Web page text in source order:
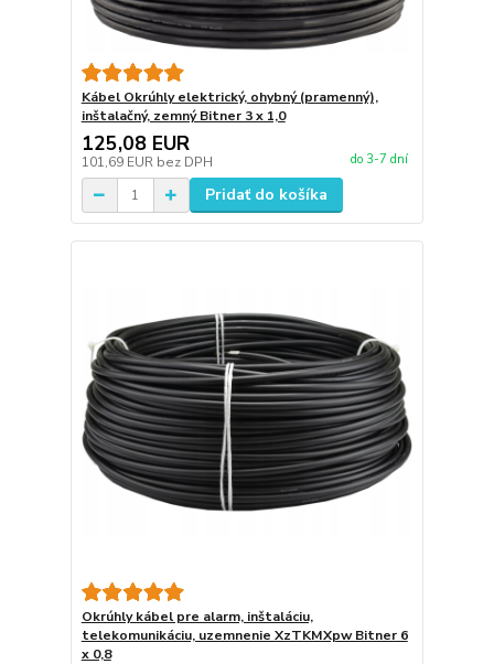
Kábel Okrúhly elektrický, ohybný (pramenný),
inštalačný, zemný Bitner 3 x 1,0
125,08 EUR
101,69 EUR bez DPH do 3-7 dní
Pridať do košíka
Okrúhly kábel pre alarm, inštaláciu,
telekomunikáciu, uzemnenie XzTKMXpw Bitner 6
x 0,8